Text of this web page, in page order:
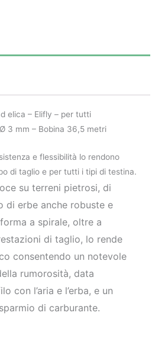
elica – Elifly – per tutti
3 mm – Bobina 36,5 metri
e flessibilità lo rendono
di taglio e per tutti i tipi di testina.
su terreni pietrosi, di
di erbe anche robuste e
a spirale, oltre a
di taglio, lo rende
consentendo un notevole
rumorosità, data
con l’aria e l’erba, e un
di carburante.